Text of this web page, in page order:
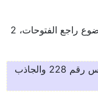
-فيما يتعلق بنفس الموضوع راجع الفتوحات، 2
الإجازة رقم 98 والفهرس رقم 228 والجاذب